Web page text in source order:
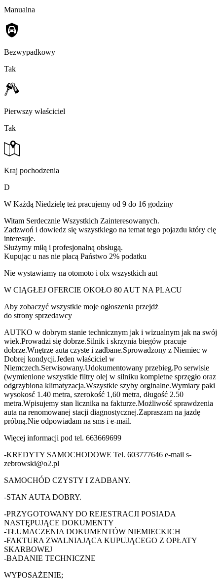
Manualna
Bezwypadkowy
Tak
Pierwszy właściciel
Tak
Kraj pochodzenia
D
W Każdą Niedzielę też pracujemy od 9 do 16 godziny
Witam Serdecznie Wszystkich Zainteresowanych.
Zadzwoń i dowiedz się wszystkiego na temat tego pojazdu który cię
interesuje.
Służymy miłą i profesjonalną obsługą.
Kupując u nas nie płacą Państwo 2% podatku
Nie wystawiamy na otomoto i olx wszystkich aut
W CIĄGŁEJ OFERCIE OKOŁO 80 AUT NA PLACU
Aby zobaczyć wszystkie moje ogłoszenia przejdż
do strony sprzedawcy
AUTKO w dobrym stanie technicznym jak i wizualnym jak na swój
wiek.Prowadzi się dobrze.Silnik i skrzynia biegów pracuje
dobrze.Wnętrze auta czyste i zadbane.Sprowadzony z Niemiec w
Dobrej kondycji.Jeden właściciel w
Niemczech.Serwisowany.Udokumentowany przebieg.Po serwisie
(wymienione wszystkie filtry olej w silniku kompletne sprzęgło oraz
odgrzybiona klimatyzacja.Wszystkie szyby orginalne.Wymiary paki
wysokosć 1.40 metra, szerokość 1,60 metra, długość 2.50
metra.Wpisujemy stan licznika na fakturze.Możliwość sprawdzenia
auta na renomowanej stacji diagnostycznej.Zapraszam na jazdę
próbną.Nie odpowiadam na sms i e-mail.
Więcej informacji pod tel. 663669699
-KREDYTY SAMOCHODOWE Tel. 603777646 e-mail s-
zebrowski@o2.pl
SAMOCHÓD CZYSTY I ZADBANY.
-STAN AUTA DOBRY.
-PRZYGOTOWANY DO REJESTRACJI POSIADA
NASTĘPUJĄCE DOKUMENTY
-TŁUMACZENIA DOKUMENTÓW NIEMIECKICH
-FAKTURA ZWALNIAJĄCA KUPUJĄCEGO Z OPŁATY
SKARBOWEJ
-BADANIE TECHNICZNE
WYPOSAŻENIE;